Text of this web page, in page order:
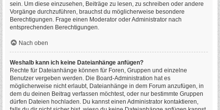
sein. Um diese einzusehen, Beiträge zu lesen, zu schreiben oder andere
Vorgänge durchzuführen, brauchst du möglicherweise besondere
Berechtigungen. Frage einen Moderator oder Administrator nach
entsprechenden Berechtigungen.
Nach oben
Weshalb kann ich keine Dateianhänge anfügen?
Rechte für Dateianhänge können für Foren, Gruppen und einzelne
Benutzer vergeben werden. Die Board-Administration hat es
möglicherweise nicht erlaubt, Dateianhänge in dem Forum anzufügen, in
dem du deinen Beitrag verfassen möchtest, oder nur bestimmte Gruppen
dürfen Dateien hochladen. Du kannst einen Administrator kontaktieren,